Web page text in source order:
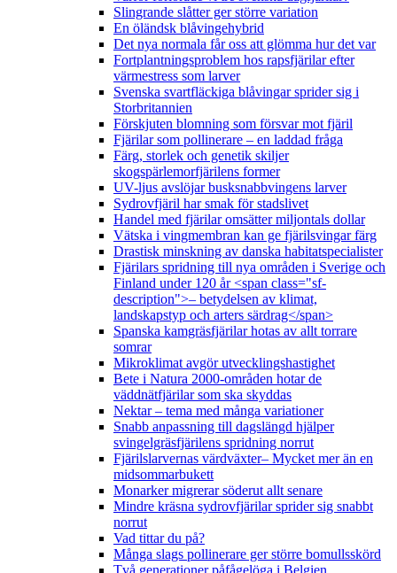
Slingrande slåtter ger större variation
En öländsk blåvingehybrid
Det nya normala får oss att glömma hur det var
Fortplantningsproblem hos rapsfjärilar efter
värmestress som larver
Svenska svartfläckiga blåvingar sprider sig i
Storbritannien
Förskjuten blomning som försvar mot fjäril
Fjärilar som pollinerare – en laddad fråga
Färg, storlek och genetik skiljer
skogspärlemorfjärilens former
UV-ljus avslöjar busksnabbvingens larver
Sydrovfjäril har smak för stadslivet
Handel med fjärilar omsätter miljontals dollar
Vätska i vingmembran kan ge fjärilsvingar färg
Drastisk minskning av danska habitatspecialister
Fjärilars spridning till nya områden i Sverige och
Finland under 120 år <span class="sf-
description">– betydelsen av klimat,
landskapstyp och arters särdrag</span>
Spanska kamgräsfjärilar hotas av allt torrare
somrar
Mikroklimat avgör utvecklingshastighet
Bete i Natura 2000-områden hotar de
väddnätfjärilar som ska skyddas
Nektar – tema med många variationer
Snabb anpassning till dagslängd hjälper
svingelgräsfjärilens spridning norrut
Fjärilslarvernas värdväxter– Mycket mer än en
midsommarbukett
Monarker migrerar söderut allt senare
Mindre kräsna sydrovfjärilar sprider sig snabbt
norrut
Vad tittar du på?
Många slags pollinerare ger större bomullsskörd
Två generationer påfågelöga i Belgien